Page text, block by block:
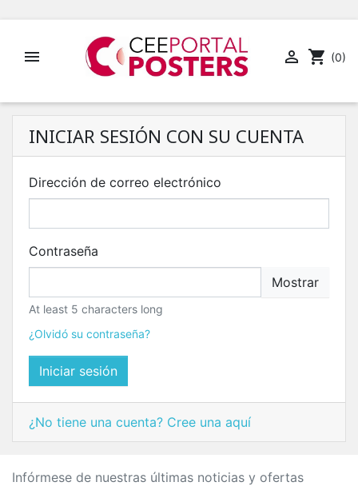
  shopping_cart (0)
INICIAR SESIÓN CON SU CUENTA
Dirección de correo electrónico
Contraseña
Mostrar
At least 5 characters long
¿Olvidó su contraseña?
Iniciar sesión
¿No tiene una cuenta? Cree una aquí
Infórmese de nuestras últimas noticias y ofertas